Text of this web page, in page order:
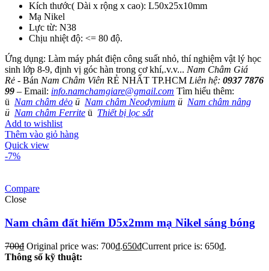
Kích thước( Dài x rộng x cao): L50x25x10mm
Mạ Nikel
Lực từ: N38
Chịu nhiệt độ: <= 80 độ.
Ứng dụng: Làm máy phát điện công suất nhỏ, thí nghiệm vật lý học
sinh lớp 8-9, định vị góc hàn trong cơ khí,.v.v... Nam Châm Giá
Rẻ - Bán Nam Châm Viên RẺ NHẤT TP.HCM Liên hệ: 0937 7876
99 – Email: info.namchamgiare@gmail.com Tìm hiểu thêm:
ü Nam châm dẻo ü Nam châm Neodymium ü Nam châm nâng
ü Nam châm Ferrite ü Thiết bị lọc sắt
Add to wishlist
Thêm vào giỏ hàng
Quick view
-7%
Compare
Close
Nam châm đất hiếm D5x2mm mạ Nikel sáng bóng
700₫ Original price was: 700₫.650₫Current price is: 650₫.
Thông số kỹ thuật: